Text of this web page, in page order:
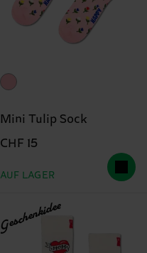
Mini Tulip Sock
CHF 15
AUF LAGER
Geschenkidee